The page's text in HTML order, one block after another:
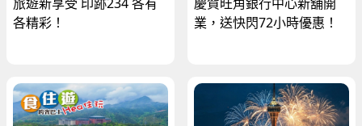
各精彩！
業，送快閃72小時優惠！